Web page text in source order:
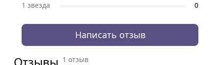
1 звезда
0
Написать отзыв
1 отзыв